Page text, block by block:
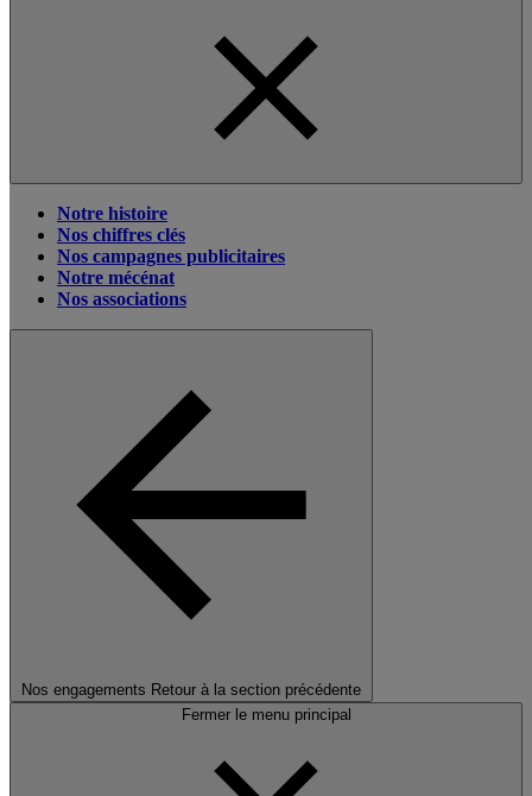
Notre histoire
Nos chiffres clés
Nos campagnes publicitaires
Notre mécénat
Nos associations
Nos engagements Retour à la section précédente
Fermer le menu principal